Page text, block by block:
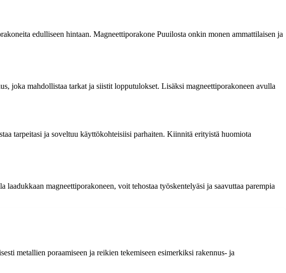
edulliseen hintaan. Magneettiporakone Puuilosta onkin monen ammattilaisen ja
joka mahdollistaa tarkat ja siistit lopputulokset. Lisäksi magneettiporakoneen avulla
tarpeitasi ja soveltuu käyttökohteisiisi parhaiten. Kiinnitä erityistä huomiota
magneettiporakoneen, voit tehostaa työskentelyäsi ja saavuttaa parempia
metallien poraamiseen ja reikien tekemiseen esimerkiksi rakennus- ja